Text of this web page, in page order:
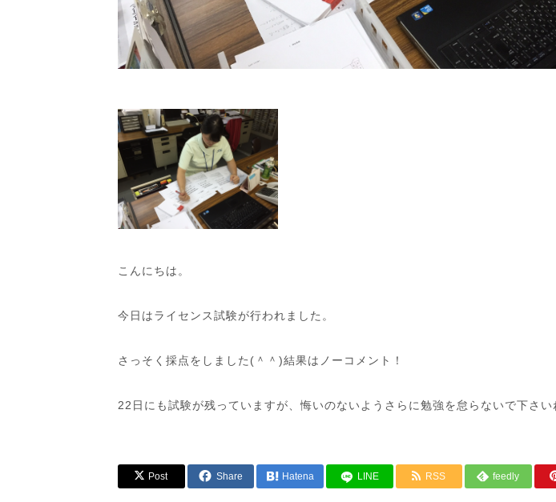
こんにちは。
今日はライセンス試験が行われました。
さっそく採点をしました(＾＾)結果はノーコメント！
22日にも試験が残っていますが、悔いのないようさらに勉強を怠らないで下さい
Post Share Hatena LINE RSS feedly